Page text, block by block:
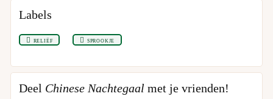
Labels
reliëf sprookje
Deel Chinese Nachtegaal met je vrienden!